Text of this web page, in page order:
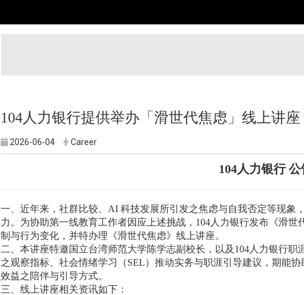
104人力银行提供举办「滑世代焦虑」线上讲座
2026-06-04 Career
104人力银行 公
一、近年来，社群比较、AI 科技发展所引发之焦虑与自我否定等现象
力。为协助第一线教育工作者因应上述挑战，104人力银行发布《滑
制与行为变化，并特办理《滑世代焦虑》线上讲座。
二、本讲座特邀国立台湾师范大学陈学志副校长，以及104人力银行
之观察指标、社会情绪学习（SEL）推动实务与职涯引导建议，期能
效益之陪伴与引导方式。
三、线上讲座相关资讯如下：